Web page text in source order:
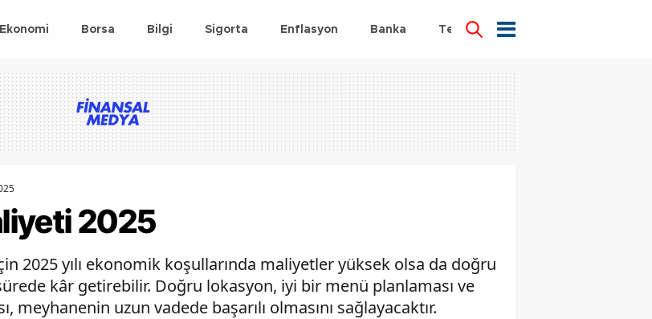
Ekonomi Borsa Bilgi Sigorta Enflasyon Banka Teknoloji
2025
2025 yılı ekonomik koşullarında maliyetler yüksek olsa da doğru
kâr getirebilir. Doğru lokasyon, iyi bir menü planlaması ve
uzun vadede başarılı olmasını sağlayacaktır.